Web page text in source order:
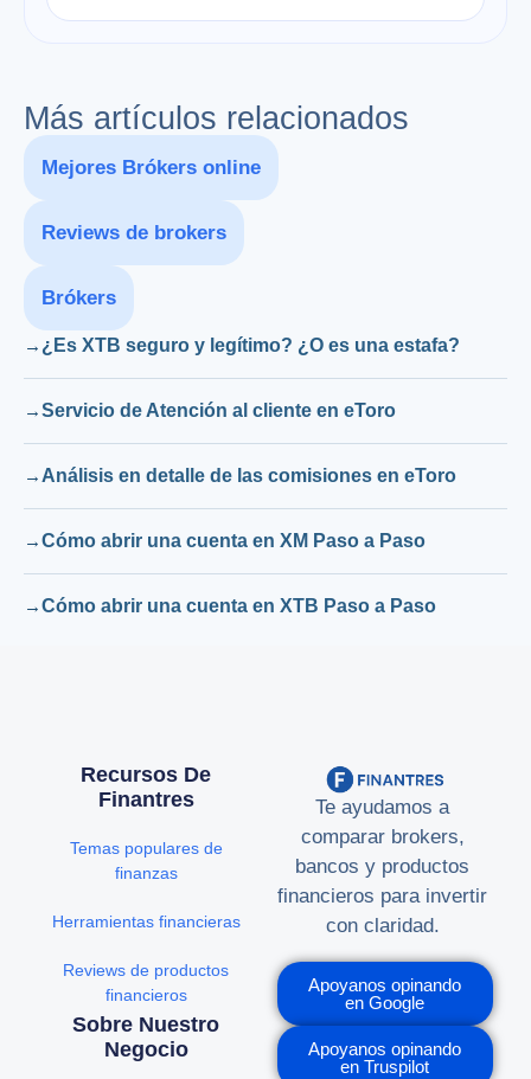
Más artículos relacionados
Mejores Brókers online
Reviews de brokers
Brókers
¿Es XTB seguro y legítimo? ¿O es una estafa?
Servicio de Atención al cliente en eToro
Análisis en detalle de las comisiones en eToro
Cómo abrir una cuenta en XM Paso a Paso
Cómo abrir una cuenta en XTB Paso a Paso
Te ayudamos a
comparar brokers,
bancos y productos
financieros para invertir
con claridad.
Apoyanos opinando
en Google
Apoyanos opinando
en Truspilot
Recursos De
Finantres
Temas populares de
finanzas
Herramientas financieras
Reviews de productos
financieros
Sobre Nuestro
Negocio